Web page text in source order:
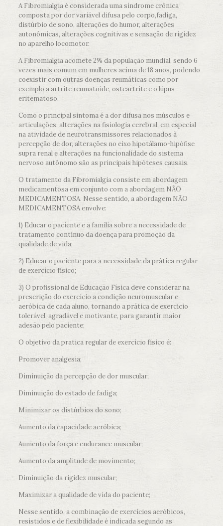
A Fibromialgia é considerada uma síndrome crônica
composta por dor variável difusa pelo corpo,fadiga,
distúrbio de sono, alterações do humor, alterações
autonômicas, alterações cognitivas e sensação de rigidez
no aparelho locomotor.
A Fibromialgia acomete 2% da população mundial, sendo 6
vezes mais comum em mulheres acima de 18 anos, podendo
coexistir com outras doenças reumáticas como por
exemplo a artrite reumatoide, osteartrite e o lúpus
eritematoso.
Como o principal sintoma é a dor difusa nos músculos e
articulações, alterações na fisiologia cerebral, em especial
na atividade de neurotransmissores relacionados à
percepção de dor, alterações no eixo hipotálamo-hipófise
supra renal e alterações na funcionalidade do sistema
nervoso autônomo são as principais hipóteses causais.
O tratamento da Fibromialgia consiste em abordagem
medicamentosa em conjunto com a abordagem NÃO
MEDICAMENTOSA. Nesse sentido, a abordagem NÃO
MEDICAMENTOSA envolve:
1) Educar o paciente e a família sobre a necessidade de
tratamento contínuo da doença para promoção da
qualidade de vida;
2) Educar o paciente para a necessidade da prática regular
de exercício físico;
3) O profissional de Educação Física deve considerar na
prescrição do exercício a condição neuromuscular e
aeróbica de cada aluno, tornando a prática de exercício
tolerável, agradável e motivante, para garantir maior
adesão pelo paciente;
O objetivo da pratica regular de exercício físico é:
Promover analgesia;
Diminuição da percepção de dor muscular;
Diminuição do estado de fadiga;
Minimizar os distúrbios do sono;
Aumento da capacidade aeróbica;
Aumento da força e endurance muscular;
Aumento da amplitude de movimento;
Diminuição da rigidez muscular;
Maximizar a qualidade de vida do paciente;
Nesse sentido, a combinação de exercícios aeróbicos,
resistidos e de flexibilidade é indicada segundo as